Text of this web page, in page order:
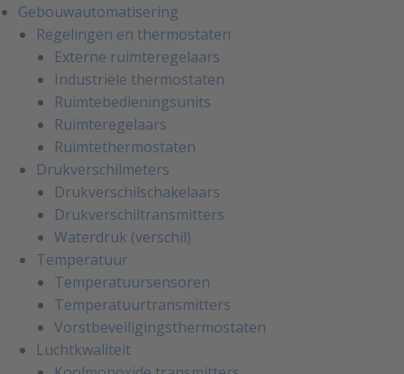
Gebouwautomatisering
Regelingen en thermostaten
Externe ruimteregelaars
Industriële thermostaten
Ruimtebedieningsunits
Ruimteregelaars
Ruimtethermostaten
Drukverschilmeters
Drukverschilschakelaars
Drukverschiltransmitters
Waterdruk (verschil)
Temperatuur
Temperatuursensoren
Temperatuurtransmitters
Vorstbeveiligingsthermostaten
Luchtkwaliteit